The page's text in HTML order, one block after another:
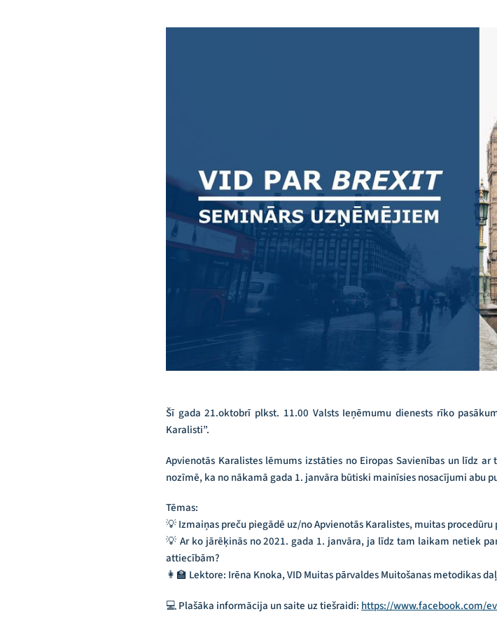
Šī gada 21.oktobrī plkst. 11.00 Valsts Ieņēmumu dienests rīko
Karalisti”.
Apvienotās Karalistes lēmums izstāties no Eiropas Savienības un līdz
nozīmē, ka no nākamā gada 1. janvāra būtiski mainīsies nosacījumi abu
Tēmas:
💡 Izmaiņas preču piegādē uz/no Apvienotās Karalistes, muitas procedūru
💡 Ar ko jārēķinās no 2021. gada 1. janvāra, ja līdz tam laikam netiek
attiecībām?
👩‍🏫 Lektore: Irēna Knoka, VID Muitas pārvaldes Muitošanas metodikas
💻 Plašāka informācija un saite uz tiešraidi: https://www.facebook.com/